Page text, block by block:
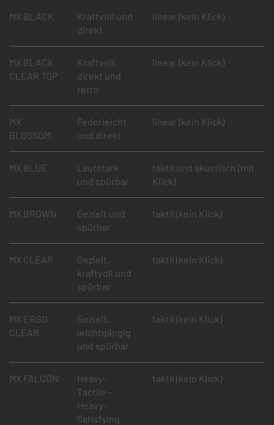
MX BLACK
Kraftvoll und
direkt
linear (kein Klick)
MX BLACK
CLEAR TOP
Kraftvoll,
direkt und
retro
linear (kein Klick)
MX
BLOSSOM
Federleicht
und direkt
linear (kein Klick)
MX BLUE
Lautstark
und spürbar
taktil und akustisch (mit
Klick)
MX BROWN
Gezielt und
spürbar
taktil (kein Klick)
MX CLEAR
Gezielt,
kraftvoll und
spürbar
taktil (kein Klick)
MX ERGO
CLEAR
Gezielt,
leichtgängig
und spürbar
taktil (kein Klick)
MX FALCON
Heavy-
Tactile -
Heavy-
Satisfying
taktil (kein Klick)